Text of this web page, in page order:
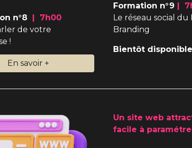
n°8 | 7h00
de votre
!
En savoir +
Formation n°9 | 7
Le réseau social du
Branding
Bientôt disponible
Un site web
facile à